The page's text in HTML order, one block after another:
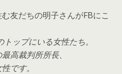
友だちの明子さんがFBにこ
ップにいる女性たち。
高裁判所所長、
です。